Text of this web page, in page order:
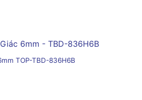
TOP-TBD-836H6B